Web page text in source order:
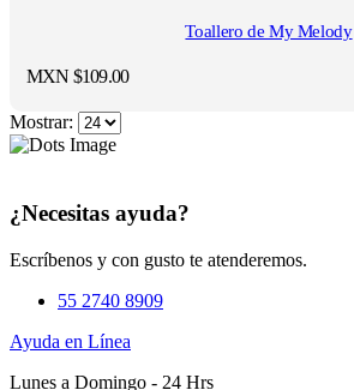
Toallero de My Melody
MXN $109.00
Mostrar:
¿Necesitas ayuda?
Escríbenos y con gusto te atenderemos.
55 2740 8909
Ayuda en Línea
Lunes a Domingo - 24 Hrs